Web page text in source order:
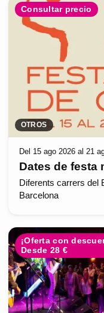
Consultar precio
OTROS
Del 15 ago 2026 al 21
Dates de festa
Diferents carrers del
Barcelona
¡Oferta con
Desde 28 €